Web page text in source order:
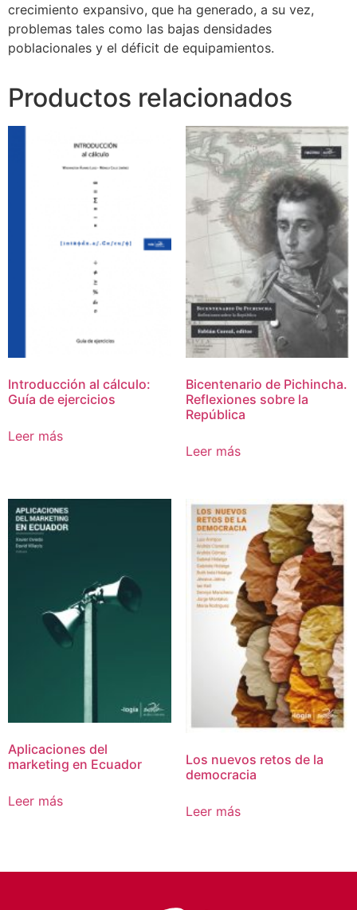
crecimiento expansivo, que ha generado, a su vez,
problemas tales como las bajas densidades
poblacionales y el déficit de equipamientos.
Productos relacionados
Introducción al cálculo:
Guía de ejercicios
Leer más
Bicentenario de Pichincha.
Reflexiones sobre la
República
Leer más
Aplicaciones del
marketing en Ecuador
Leer más
Los nuevos retos de la
democracia
Leer más